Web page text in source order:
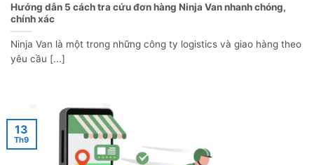
Hướng dẫn 5 cách tra cứu đơn hàng Ninja Van nhanh chóng,
chính xác
Ninja Van là một trong những công ty logistics và giao hàng theo
yêu cầu [...]
13
Th9